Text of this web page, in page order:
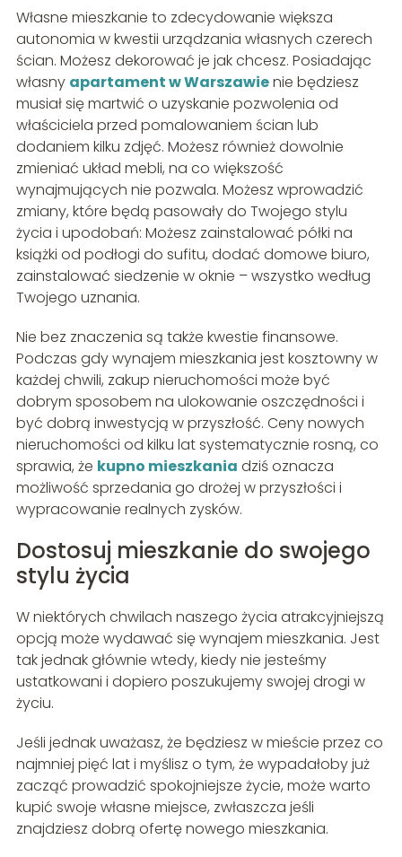
Własne mieszkanie to zdecydowanie większa
autonomia w kwestii urządzania własnych czerech
ścian. Możesz dekorować je jak chcesz. Posiadając
własny apartament w Warszawienie będziesz
musiał się martwić o uzyskanie pozwolenia od
właściciela przed pomalowaniem ścian lub
dodaniem kilku zdjęć. Możesz również dowolnie
zmieniać układ mebli, na co większość
wynajmujących nie pozwala. Możesz wprowadzić
zmiany, które będą pasowały do Twojego stylu
życia i upodobań: Możesz zainstalować półki na
książki od podłogi do sufitu, dodać domowe biuro,
zainstalować siedzenie w oknie – wszystko według
Twojego uznania.
Nie bez znaczenia są także kwestie finansowe.
Podczas gdy wynajem mieszkania jest kosztowny w
każdej chwili, zakup nieruchomości może być
dobrym sposobem na ulokowanie oszczędności i
być dobrą inwestycją w przyszłość. Ceny nowych
nieruchomości od kilku lat systematycznie rosną, co
sprawia, że kupno mieszkania dziś oznacza
możliwość sprzedania go drożej w przyszłości i
wypracowanie realnych zysków.
Dostosuj mieszkanie do swojego
stylu życia
W niektórych chwilach naszego życia atrakcyjniejszą
opcją może wydawać się wynajem mieszkania. Jest
tak jednak głównie wtedy, kiedy nie jesteśmy
ustatkowani i dopiero poszukujemy swojej drogi w
życiu.
Jeśli jednak uważasz, że będziesz w mieście przez co
najmniej pięć lat i myślisz o tym, że wypadałoby już
zacząć prowadzić spokojniejsze życie, może warto
kupić swoje własne miejsce, zwłaszcza jeśli
znajdziesz dobrą ofertę nowego mieszkania.